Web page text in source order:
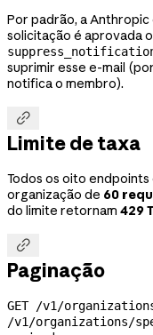
Por padrão, a Anthropic
solicitação é aprovada
suprimir esse e-mail
notifica o membro).

Limite de taxa
Todos os oito
organização de 60
do limite retornam 429

Paginação
GET /v1/
/v1/organizations/